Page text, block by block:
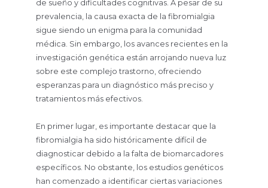
de sueño y dificultades cognitivas. A pesar de su
prevalencia, la causa exacta de la fibromialgia
sigue siendo un enigma para la comunidad
médica. Sin embargo, los avances recientes en la
investigación genética están arrojando nueva luz
sobre este complejo trastorno, ofreciendo
esperanzas para un diagnóstico más preciso y
tratamientos más efectivos.
En primer lugar, es importante destacar que la
fibromialgia ha sido históricamente difícil de
diagnosticar debido a la falta de biomarcadores
específicos. No obstante, los estudios genéticos
han comenzado a identificar ciertas variaciones